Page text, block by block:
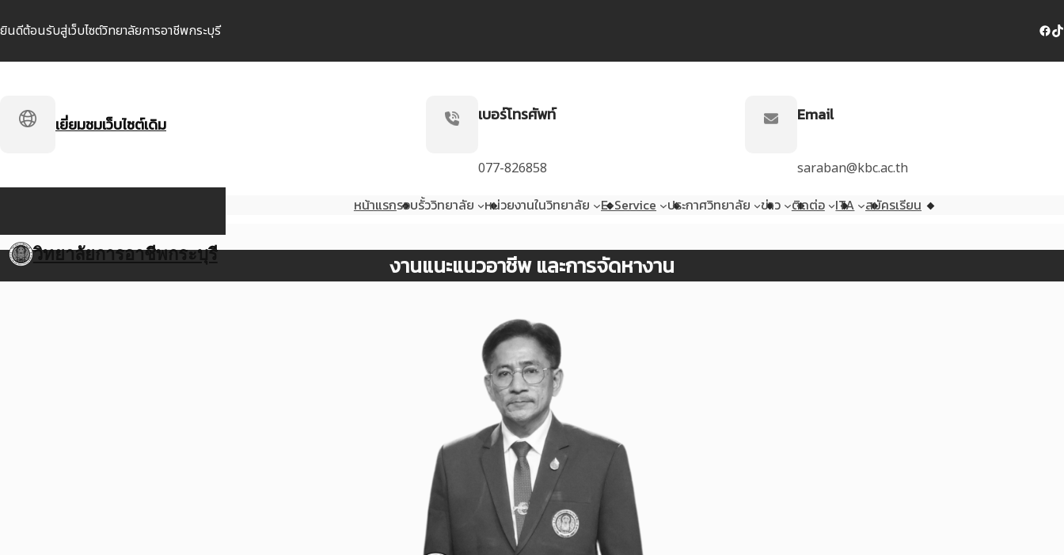
ยินดีต้อนรับสู่เว็บไซต์วิทยาลัยการอาชีพกระบุรี Facebook TikTok
เยี่ยมชมเว็บไซต์เดิม เบอร์โทรศัพท์
077-826858
Email
saraban@kbc.ac.th
วิทยาลัยการอาชีพกระบุรี
หน้าแรกรอบรั้ววิทยาลัย หน่วยงานในวิทยาลัย E-Service ประกาศวิทยาลัย ข่าว ติดต่อ ITA สมัครเรียน
งานแนะแนวอาชีพ และการจัดหางาน